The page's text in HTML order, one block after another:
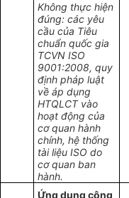
Không thực hiện
đúng: các yêu
cầu của Tiêu
chuẩn quốc gia
TCVN ISO
9001:2008, quy
định pháp luật
về áp dụng
HTQLCT vào
hoạt động của
cơ quan hành
chính, hệ thống
tài liệu ISO do
cơ quan ban
hành.
Ứng dụng công